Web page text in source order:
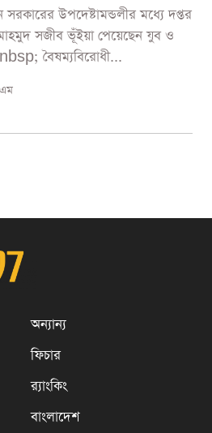
সরকারের উপদেষ্টামন্ডলীর মধ্যে দপ্তর
সজীব ভূঁইয়া পেয়েছেন যুব ও
বৈষম্যবিরোধী...
অন্যান্য
ফিচার
র‍্যাংকিং
বাংলাদেশ